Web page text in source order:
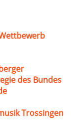
des Bundes
Trossingen